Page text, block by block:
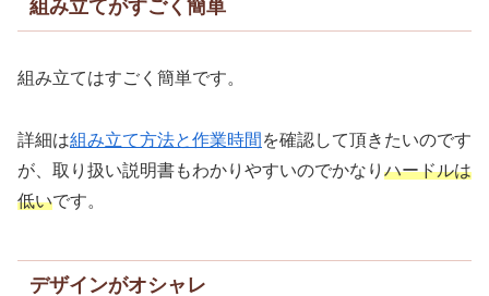
組み立てがすごく簡単
組み立てはすごく簡単です。
詳細は組み立て方法と作業時間 を確認して頂きたいのです
が、取り扱い説明書もわかりやすいのでかなり ハードルは
低いです。
デザインがオシャレ